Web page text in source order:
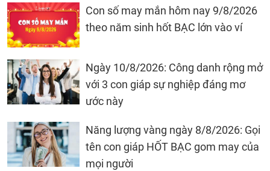
Con số may mắn hôm nay 9/8/2026
theo năm sinh hốt BẠC lớn vào ví
Ngày 10/8/2026: Công danh rộng mở
với 3 con giáp sự nghiệp đáng mơ
ước này
Năng lượng vàng ngày 8/8/2026: Gọi
tên con giáp HỐT BẠC gom may của
mọi người